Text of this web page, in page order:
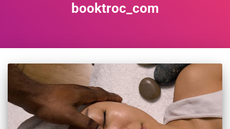
booktroc_com